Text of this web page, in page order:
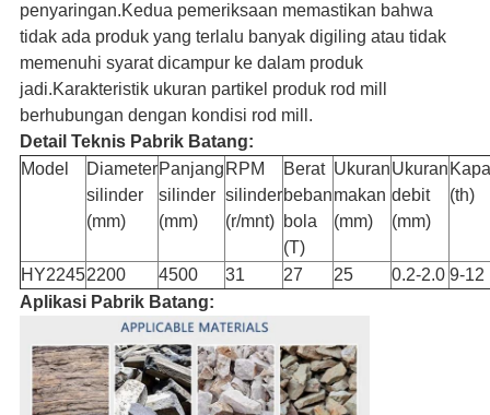
penyaringan.Kedua pemeriksaan memastikan bahwa
tidak ada produk yang terlalu banyak digiling atau tidak
memenuhi syarat dicampur ke dalam produk
jadi.Karakteristik ukuran partikel produk rod mill
berhubungan dengan kondisi rod mill.
Detail Teknis Pabrik Batang:
Model
Diameter
silinder
(mm)
Panjang
silinder
(mm)
RPM
silinder
(r/mnt)
Berat
beban
bola
(T)
Ukuran
makan
(mm)
Ukuran
debit
(mm)
(th)
HY22452200 4500 31 27 25 0.2-2.0 9-12
Aplikasi Pabrik Batang: